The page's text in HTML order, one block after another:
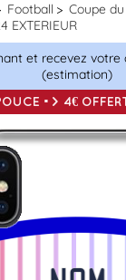
Football
Coupe
EXTERIEUR
et recevez votre
(estimation)
=> 4€